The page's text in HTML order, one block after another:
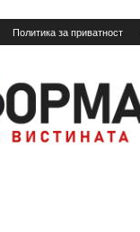
Политика за приватност
Informa.mk